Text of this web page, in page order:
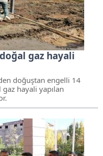
gaz hayali
doğuştan engelli 14
gaz hayali yapılan